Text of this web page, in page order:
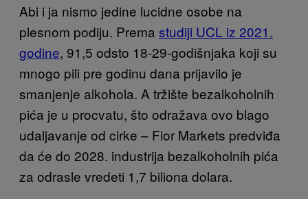
Abi i ja nismo jedine lucidne osobe na
plesnom podiju. Prema studiji UCL iz 2021.
godine, 91,5 odsto 18-29-godišnjaka koji su
mnogo pili pre godinu dana prijavilo je
smanjenje alkohola. A tržište bezalkoholnih
pića je u procvatu, što odražava ovo blago
udaljavanje od cirke – Fior Markets predviđa
da će do 2028. industrija bezalkoholnih pića
za odrasle vredeti 1,7 biliona dolara.